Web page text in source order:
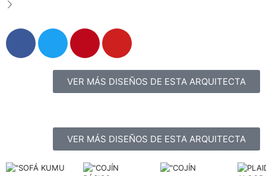
VER MÁS DISEÑOS DE ESTA ARQUITECTA
VER MÁS DISEÑOS DE ESTA ARQUITECTA